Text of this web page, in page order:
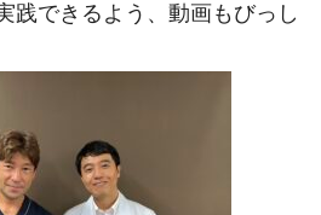
践できるよう、動画もびっし